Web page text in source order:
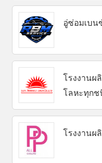
อู่ซ่อมเบน
โรงงานผ
โลหะทุกช
โรงงานผ